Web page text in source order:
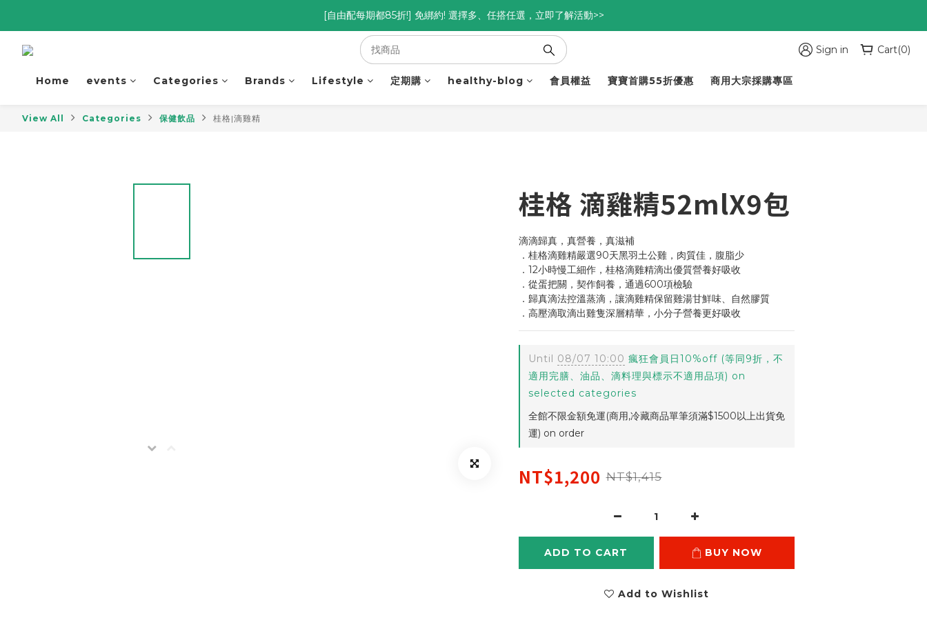
優惠碼<go300> $3,000折$300  優惠碼<go88> $5,000享88折
[自由配每期都85折!] 免綁約! 選擇多、任搭任選，立即了解活動>>
優惠碼<go300> $3,000折$300  優惠碼<go88> $5,000享88折 Sign in Cart(0)
Home events Categories Brands Lifestyle 定期購 healthy-blog 會員權益 寶寶首購55折優惠 商用大宗採購專區
View All Categories 保健飲品 桂格|滴雞精
桂格 滴雞精52mlX9包
滴滴歸真，真營養，真滋補
．桂格滴雞精嚴選90天黑羽土公雞，肉質佳，腹脂少
．12小時慢工細作，桂格滴雞精滴出優質營養好吸收
．從蛋把關，契作飼養，通過600項檢驗
．歸真滴法控溫蒸滴，讓滴雞精保留雞湯甘鮮味、自然膠質
．高壓滴取滴出雞隻深層精華，小分子營養更好吸收
Until 08/07 10:00 瘋狂會員日10%off (等同9折，不
適用完膳、油品、滴料理與標示不適用品項) on
selected categories
全館不限金額免運(商用,冷藏商品單筆須滿$1500以上出貨免
運) on order
NT$1,200 NT$1,415
ADD TO CART BUY NOW
Add to Wishlist